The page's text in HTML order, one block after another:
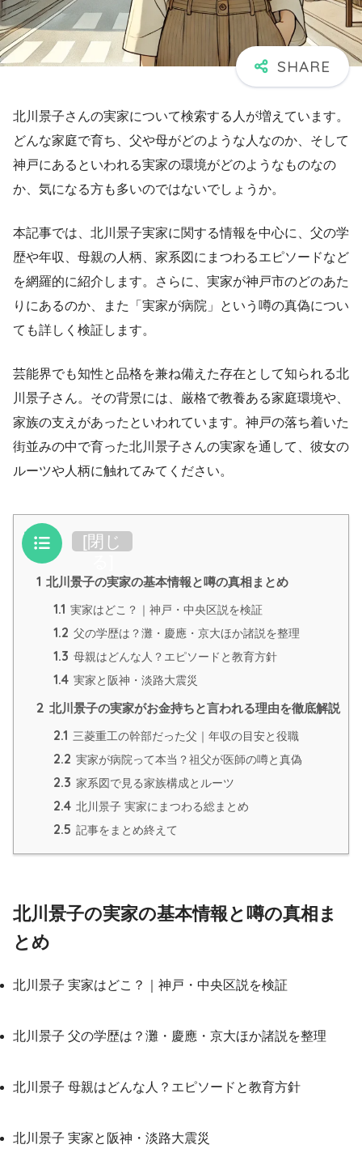
北川景子さんの実家について検索する人が増えています。
どんな家庭で育ち、父や母がどのような人なのか、そして
神戸にあるといわれる実家の環境がどのようなものなの
か、気になる方も多いのではないでしょうか。
本記事では、北川景子実家に関する情報を中心に、父の学
歴や年収、母親の人柄、家系図にまつわるエピソードなど
を網羅的に紹介します。さらに、実家が神戸市のどのあた
りにあるのか、また「実家が病院」という噂の真偽につい
ても詳しく検証します。
芸能界でも知性と品格を兼ね備えた存在として知られる北
川景子さん。その背景には、厳格で教養ある家庭環境や、
家族の支えがあったといわれています。神戸の落ち着いた
街並みの中で育った北川景子さんの実家を通して、彼女の
ルーツや人柄に触れてみてください。
目次 [閉じ
1 北川景子の実家の基本情報と噂の真相まとめ
1.1 実家はどこ？｜神戸・中央区説を検証
1.2 父の学歴は？灘・慶應・京大ほか諸説を整理
1.3 母親はどんな人？エピソードと教育方針
1.4 実家と阪神・淡路大震災
2 北川景子の実家がお金持ちと言われる理由を徹底解説
2.1 三菱重工の幹部だった父｜年収の目安と役職
2.2 実家が病院って本当？祖父が医師の噂と真偽
2.3 家系図で見る家族構成とルーツ
2.4 北川景子 実家にまつわる総まとめ
2.5 記事をまとめ終えて
北川景子の実家の基本情報と噂の真相ま
とめ
北川景子 実家はどこ？｜神戸・中央区説を検証
北川景子 父の学歴は？灘・慶應・京大ほか諸説を整理
北川景子 母親はどんな人？エピソードと教育方針
北川景子 実家と阪神・淡路大震災